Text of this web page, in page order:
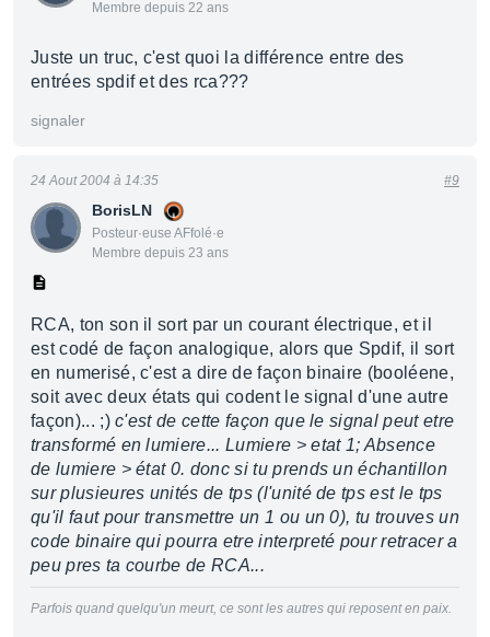
Membre depuis 22 ans
Juste un truc, c'est quoi la différence entre des
entrées spdif et des rca???
signaler
BorisLN
Posteur·euse AFfolé·e
Membre depuis 23 ans
24 Aout 2004 à 14:35 #9
RCA, ton son il sort par un courant électrique, et il
est codé de façon analogique, alors que Spdif, il sort
en numerisé, c'est a dire de façon binaire (booléene,
soit avec deux états qui codent le signal d'une autre
façon)... ;)c'est de cette façon que le signal peut etre
transformé en lumiere... Lumiere > etat 1; Absence
de lumiere > état 0. donc si tu prends un échantillon
sur plusieures unités de tps (l'unité de tps est le tps
qu'il faut pour transmettre un 1 ou un 0), tu trouves un
code binaire qui pourra etre interpreté pour retracer a
peu pres ta courbe de RCA...
Parfois quand quelqu'un meurt, ce sont les autres qui reposent en paix.